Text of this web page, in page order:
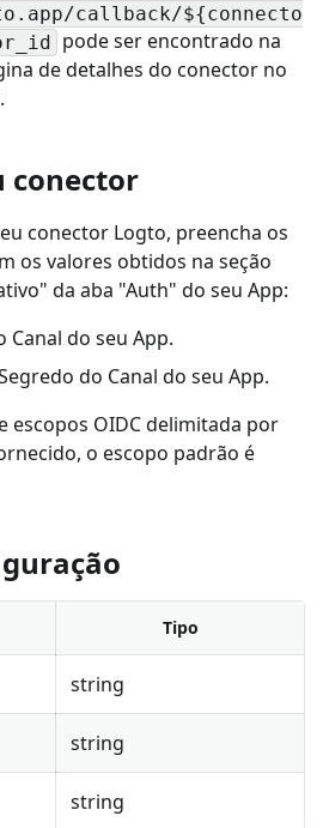
callback/${connecto
pode ser encontrado na
de detalhes do conector no
conector
conector Logto, preencha os
os valores obtidos na seção
da aba "Auth" do seu App:
Canal do seu App.
do Canal do seu App.
escopos OIDC delimitada por
o escopo padrão é
Tipo
string
string
string